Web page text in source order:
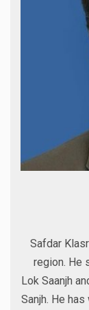
Safdar
region. He
Lok Saanjh
Sanjh. He